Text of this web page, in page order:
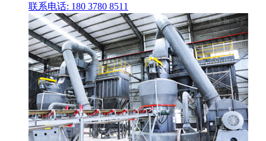
联系电话: 180 3780 8511